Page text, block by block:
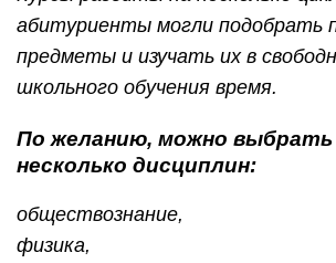
абитуриенты могли подобрать
предметы и изучать их в
школьного обучения время.
По желанию, можно выбрать
несколько дисциплин:
обществознание,
физика,